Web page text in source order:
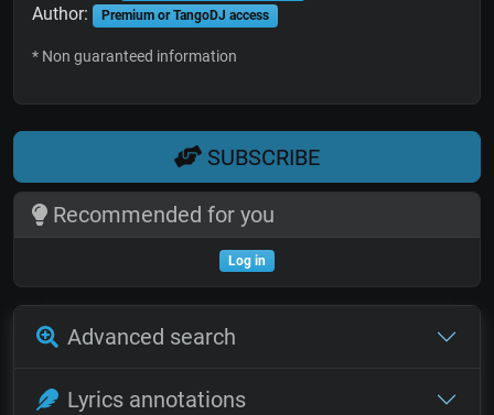
Author: Premium or TangoDJ access
* Non guaranteed information
SUBSCRIBE
Recommended for you
Log in
Advanced search
Lyrics annotations